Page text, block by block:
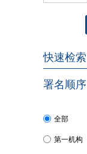
快速检索
署名顺序
全部
第一机构